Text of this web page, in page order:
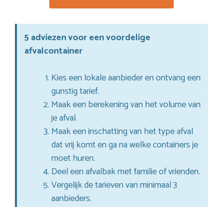
5 adviezen voor een voordelige
afvalcontainer
Kies een lokale aanbieder en ontvang een
gunstig tarief.
Maak een berekening van het volume van
je afval.
Maak een inschatting van het type afval
dat vrij komt en ga na welke containers je
moet huren.
Deel een afvalbak met familie of vrienden.
Vergelijk de tarieven van minimaal 3
aanbieders.